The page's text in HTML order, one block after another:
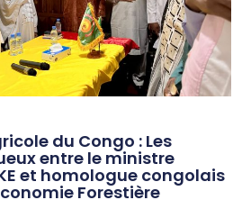
du Congo : Les
entre le ministre
et homologue congolais
Forestière